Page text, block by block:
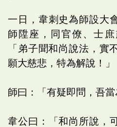
一日，韋刺史為師設大
師陞座，同官僚、士
「弟子聞和尚說法，實
願大慈悲，特為解說！」
師曰：「有疑即問，吾當
韋公曰：「和尚所說，